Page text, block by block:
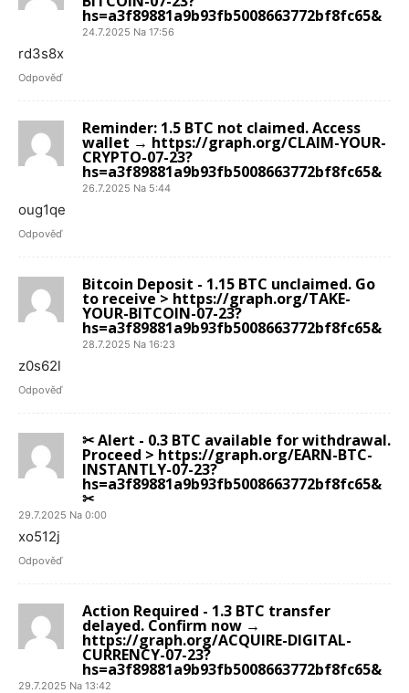
hs=a3f89881a9b93fb5008663772bf8fc65&
24.7.2025 Na 17:56
rd3s8x
Odpověď
Reminder: 1.5 BTC not claimed. Access
wallet → https://graph.org/CLAIM-YOUR-
CRYPTO-07-23?
hs=a3f89881a9b93fb5008663772bf8fc65&
26.7.2025 Na 5:44
oug1qe
Odpověď
Bitcoin Deposit - 1.15 BTC unclaimed. Go
to receive > https://graph.org/TAKE-
YOUR-BITCOIN-07-23?
hs=a3f89881a9b93fb5008663772bf8fc65&
28.7.2025 Na 16:23
z0s62l
Odpověď
✂ Alert - 0.3 BTC available for withdrawal.
Proceed > https://graph.org/EARN-BTC-
INSTANTLY-07-23?
hs=a3f89881a9b93fb5008663772bf8fc65&
✂
29.7.2025 Na 0:00
xo512j
Odpověď
Action Required - 1.3 BTC transfer
delayed. Confirm now →
https://graph.org/ACQUIRE-DIGITAL-
CURRENCY-07-23?
hs=a3f89881a9b93fb5008663772bf8fc65&
29.7.2025 Na 13:42